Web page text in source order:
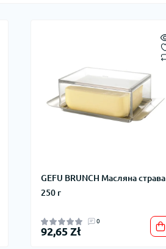
GEFU BRUNCH Масляна страва
250 г
0
92,65 Zł